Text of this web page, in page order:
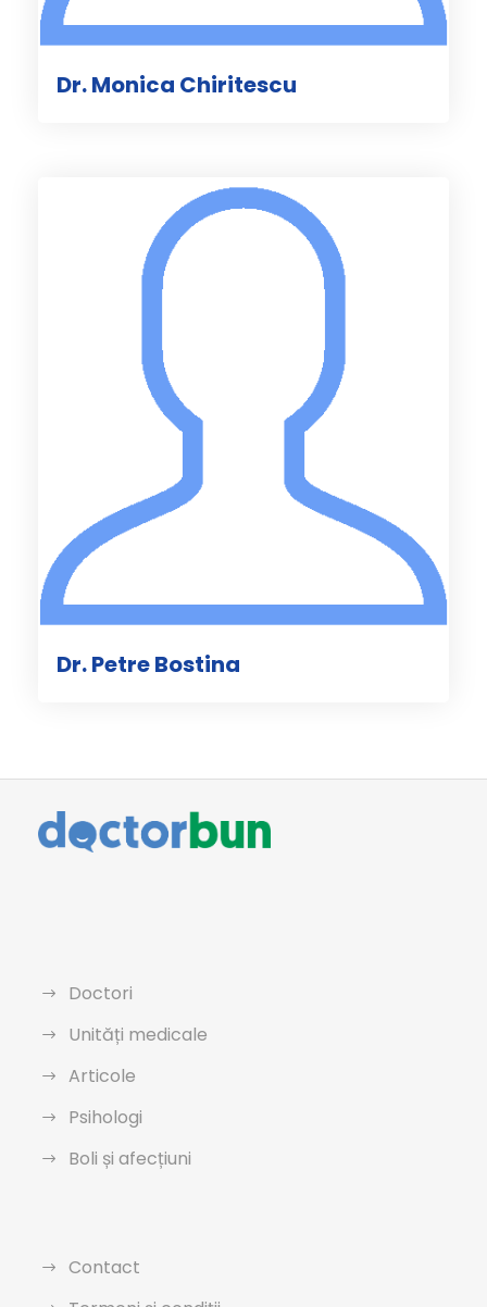
Dr. Monica Chiritescu
Dr. Petre Bostina
Doctori
Unități medicale
Articole
Psihologi
Boli și afecțiuni
Contact